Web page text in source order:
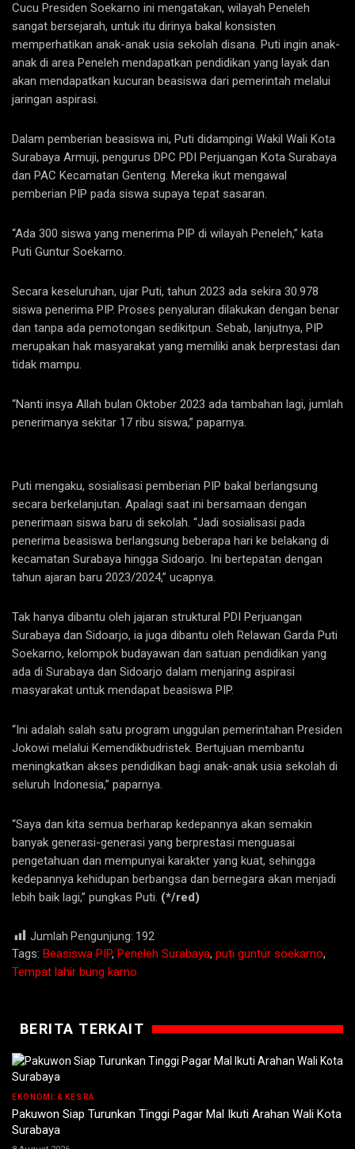
Cucu Presiden Soekarno ini mengatakan, wilayah Peneleh
sangat bersejarah, untuk itu dirinya bakal konsisten
memperhatikan anak-anak usia sekolah disana. Puti ingin anak-
anak di area Peneleh mendapatkan pendidikan yang layak dan
akan mendapatkan kucuran beasiswa dari pemerintah melalui
jaringan aspirasi.
Dalam pemberian beasiswa ini, Puti didampingi Wakil Wali Kota
Surabaya Armuji, pengurus DPC PDI Perjuangan Kota Surabaya
dan PAC Kecamatan Genteng. Mereka ikut mengawal
pemberian PIP pada siswa supaya tepat sasaran.
“Ada 300 siswa yang menerima PIP di wilayah Peneleh,” kata
Puti Guntur Soekarno.
Secara keseluruhan, ujar Puti, tahun 2023 ada sekira 30.978
siswa penerima PIP. Proses penyaluran dilakukan dengan benar
dan tanpa ada pemotongan sedikitpun. Sebab, lanjutnya, PIP
merupakan hak masyarakat yang memiliki anak berprestasi dan
tidak mampu.
“Nanti insya Allah bulan Oktober 2023 ada tambahan lagi, jumlah
penerimanya sekitar 17 ribu siswa,” paparnya.
Puti mengaku, sosialisasi pemberian PIP bakal berlangsung
secara berkelanjutan. Apalagi saat ini bersamaan dengan
penerimaan siswa baru di sekolah. “Jadi sosialisasi pada
penerima beasiswa berlangsung beberapa hari ke belakang di
kecamatan Surabaya hingga Sidoarjo. Ini bertepatan dengan
tahun ajaran baru 2023/2024,” ucapnya.
Tak hanya dibantu oleh jajaran struktural PDI Perjuangan
Surabaya dan Sidoarjo, ia juga dibantu oleh Relawan Garda Puti
Soekarno, kelompok budayawan dan satuan pendidikan yang
ada di Surabaya dan Sidoarjo dalam menjaring aspirasi
masyarakat untuk mendapat beasiswa PIP.
“Ini adalah salah satu program unggulan pemerintahan Presiden
Jokowi melalui Kemendikbudristek. Bertujuan membantu
meningkatkan akses pendidikan bagi anak-anak usia sekolah di
seluruh Indonesia,” paparnya.
“Saya dan kita semua berharap kedepannya akan semakin
banyak generasi-generasi yang berprestasi menguasai
pengetahuan dan mempunyai karakter yang kuat, sehingga
kedepannya kehidupan berbangsa dan bernegara akan menjadi
lebih baik lagi,” pungkas Puti. (*/red)
Jumlah Pengunjung: 192
Tags: Beasiswa PIP, Peneleh Surabaya, puti guntur soekarno,
Tempat lahir bung karno
BERITA TERKAIT
EKONOMI & KESRA
Pakuwon Siap Turunkan Tinggi Pagar Mal Ikuti Arahan Wali Kota
Surabaya